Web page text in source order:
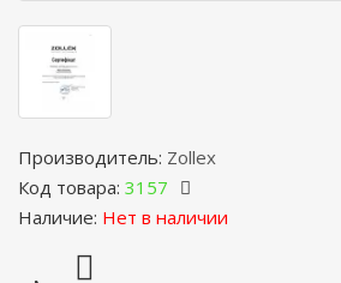
Производитель: Zollex
Код товара: 3157
Наличие: Нет в наличии